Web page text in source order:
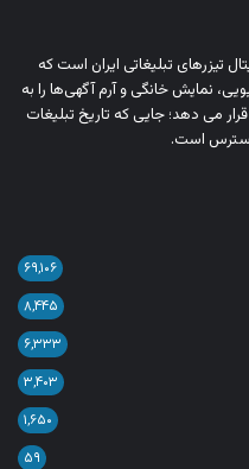
تیزرهای تبلیغاتی ایران است که
نمایش خانگی و آرم‌ آگهی‌ها را به‌
می‌ دهد؛ جایی که تاریخ تبلیغات
است.
۶۹,۱۰۶
۸,۴۴۵
۶,۳۳۳
۳,۴۰۳
۱,۶۵۰
۵۹